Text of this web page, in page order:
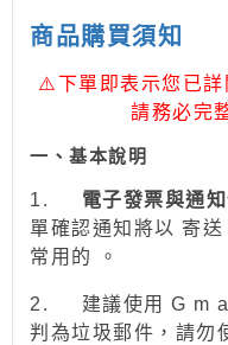
商品購買須知
⚠下單即表示您已
請務必完
一、 基本說明
1. 電子發票與通知
單確認通知將以 寄
常用的 。
2.
建議使用 G m
判為垃圾郵件，請